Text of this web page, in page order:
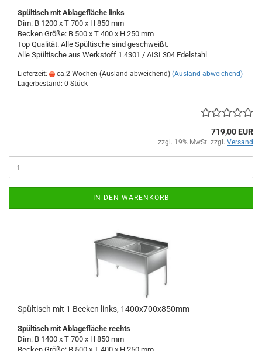
Spültisch mit Ablagefläche links
Dim: B 1200 x T 700 x H 850 mm
Becken Größe: B 500 x T 400 x H 250 mm
Top Qualität. Alle Spültische sind geschweißt.
Alle Spültische aus Werkstoff 1.4301 / AISI 304 Edelstahl
Lieferzeit: ca.2 Wochen (Ausland abweichend) (Ausland abweichend)
Lagerbestand: 0 Stück
719,00 EUR
zzgl. 19% MwSt. zzgl. Versand
IN DEN WARENKORB
Spültisch mit 1 Becken links, 1400x700x850mm
Spültisch mit Ablagefläche rechts
Dim: B 1400 x T 700 x H 850 mm